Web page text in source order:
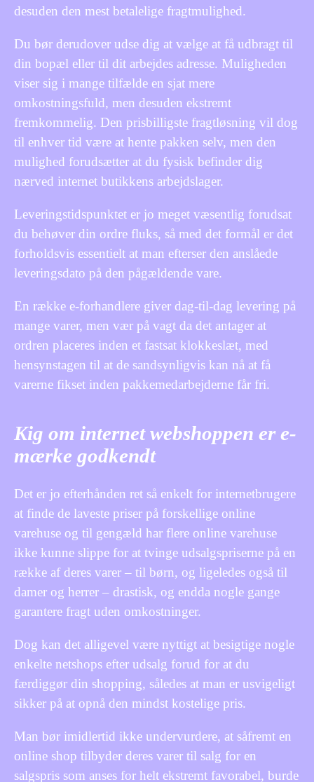
desuden den mest betalelige fragtmulighed.
Du bør derudover udse dig at vælge at få udbragt til
din bopæl eller til dit arbejdes adresse. Muligheden
viser sig i mange tilfælde en sjat mere
omkostningsfuld, men desuden ekstremt
fremkommelig. Den prisbilligste fragtløsning vil dog
til enhver tid være at hente pakken selv, men den
mulighed forudsætter at du fysisk befinder dig
nærved internet butikkens arbejdslager.
Leveringstidspunktet er jo meget væsentlig forudsat
du behøver din ordre fluks, så med det formål er det
forholdsvis essentielt at man efterser den anslåede
leveringsdato på den pågældende vare.
En række e-forhandlere giver dag-til-dag levering på
mange varer, men vær på vagt da det antager at
ordren placeres inden et fastsat klokkeslæt, med
hensynstagen til at de sandsynligvis kan nå at få
varerne fikset inden pakkemedarbejderne får fri.
Kig om internet webshoppen er e-
mærke godkendt
Det er jo efterhånden ret så enkelt for internetbrugere
at finde de laveste priser på forskellige online
varehuse og til gengæld har flere online varehuse
ikke kunne slippe for at tvinge udsalgspriserne på en
række af deres varer – til børn, og ligeledes også til
damer og herrer – drastisk, og endda nogle gange
garantere fragt uden omkostninger.
Dog kan det alligevel være nyttigt at besigtige nogle
enkelte netshops efter udsalg forud for at du
færdiggør din shopping, således at man er usvigeligt
sikker på at opnå den mindst kostelige pris.
Man bør imidlertid ikke undervurdere, at såfremt en
online shop tilbyder deres varer til salg for en
salgspris som anses for helt ekstremt favorabel, burde